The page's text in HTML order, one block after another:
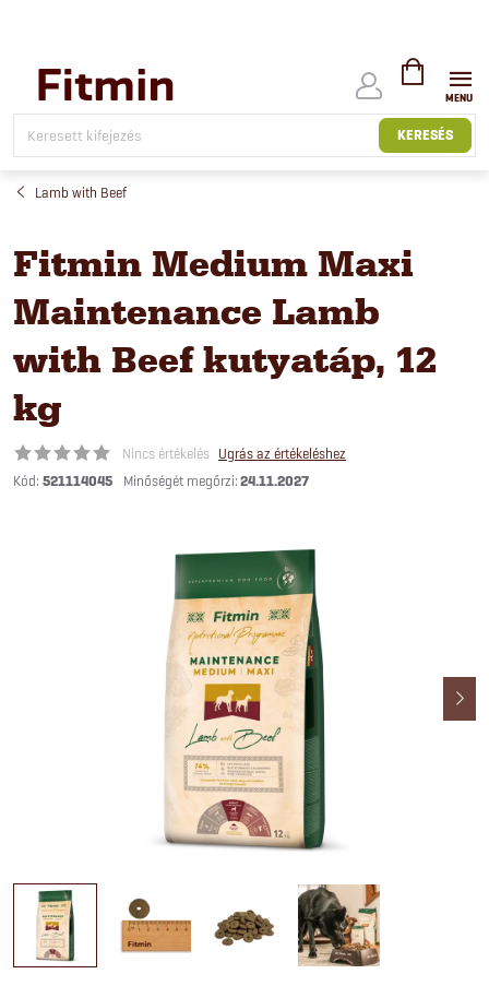
tartalomhoz
KERESÉS
KOSÁR
Lamb with Beef
Fitmin Medium Maxi
Maintenance Lamb
with Beef kutyatáp, 12
kg
Nincs értékelés Ugrás az értékeléshez
Kód: 521114045 24.11.2027